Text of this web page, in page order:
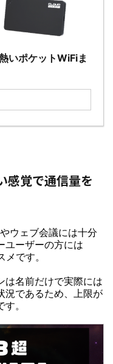
いポケットWiFiま
感覚で通信量を
ウェブ会議には十分
ユーザーの方には
です。
は名前だけで実際には
況であるため、上限が
。